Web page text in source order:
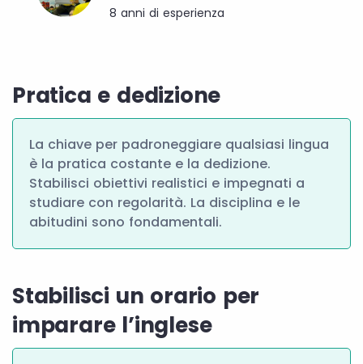
8 anni di esperienza
Pratica e dedizione
La chiave per padroneggiare qualsiasi lingua
è la pratica costante e la dedizione.
Stabilisci obiettivi realistici e impegnati a
studiare con regolarità. La disciplina e le
abitudini sono fondamentali.
Stabilisci un orario per
imparare l’inglese